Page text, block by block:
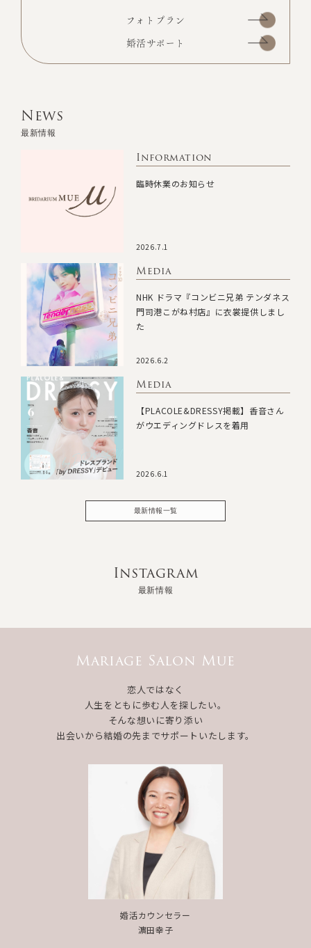
フォトプラン
婚活サポート
News
最新情報
Information
臨時休業のお知らせ
2026.7.1
Media
NHK ドラマ『コンビニ兄弟 テンダネス
門司港こがね村店』に衣裳提供しまし
た
2026.6.2
Media
【PLACOLE&DRESSY掲載】香音さん
がウエディングドレスを着用
2026.6.1
最新情報一覧
Instagram
最新情報
Mariage Salon Mue
恋人ではなく
人生をともに歩む人を探したい。
そんな想いに寄り添い
出会いから結婚の先までサポートいたします。
婚活カウンセラー
濵田幸子